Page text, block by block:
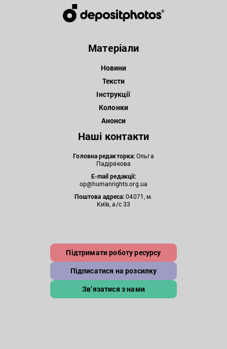
Матеріали
Новини
Тексти
Інструкції
Колонки
Анонси
Наші контакти
Головна редакторка:Ольга
Падірякова
E-mail редакції:
op@humanrights.org.ua
Поштова адреса:04071, м.
Київ, а/с 33
Підтримати роботу ресурсу
Підписатися на розсилку
Зв’язатися з нами